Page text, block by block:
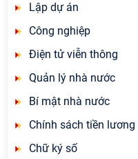
Lập dự án
Công nghiệp
Điện tử viễn thông
Quản lý nhà nước
Bí mật nhà nước
Chính sách tiền lương
Chữ ký số